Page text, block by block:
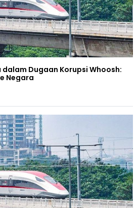
dalam Dugaan Korupsi Whoosh:
Negara